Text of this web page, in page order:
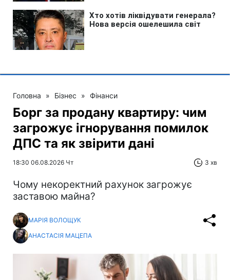
Головна » Бізнес » Фінанси
Борг за продану квартиру: чим
загрожує ігнорування помилок
ДПС та як звірити дані
18:30 06.08.2026 Чт 3 хв
Чому некоректний рахунок загрожує
заставою майна?
МАРІЯ ВОЛОЩУК
АНАСТАСІЯ МАЦЕПА